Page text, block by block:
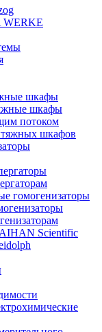
WERKE
шкафы
шкафы
потоком
шкафов
гомогенизаторы
Scientific